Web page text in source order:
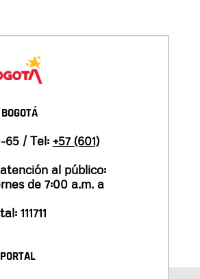
65 / Tel: +57 (601)
al público:
de 7:00 a.m. a
111711